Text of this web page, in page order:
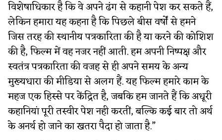
विशेषाधिकार है कि वे अपने ढंग से कहानी पेश कर सकते हैं,
लेकिन हमारा यह कहना है कि पिछले बीस वर्षों से हमने
जिस तरह की स्थानीय पत्रकारिता की है या करने की कोशिश
की है, फिल्म में वह नजर नहीं आती. हम अपनी निष्पक्ष और
स्वतंत्र पत्रकारिता की वजह से ही अपने समय के अन्य
मुख्यधारा की मीडिया से अलग हैं. यह फिल्म हमारे काम के
महज एक हिस्से पर केंद्रित है, जबकि हम जानते हैं कि अधूरी
कहानियां पूरी तस्वीर पेश नही करतीं, बल्कि कई बार तो अर्थ
के अनर्थ हो जाने का खतरा पैदा हो जाता है.”